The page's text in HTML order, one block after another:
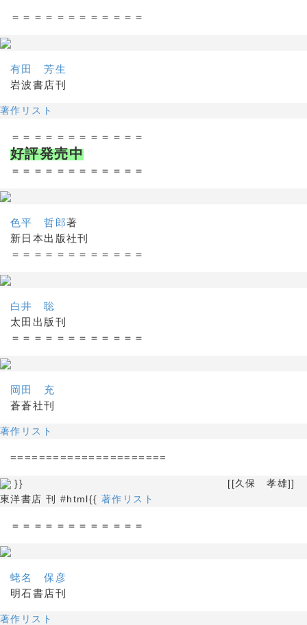
＝＝＝＝＝＝＝＝＝＝＝＝
有田 芳生
岩波書店刊
著作リスト
＝＝＝＝＝＝＝＝＝＝＝＝
好評発売中
＝＝＝＝＝＝＝＝＝＝＝＝
色平 哲郎著
新日本出版社刊
＝＝＝＝＝＝＝＝＝＝＝＝
白井 聡
太田出版刊
＝＝＝＝＝＝＝＝＝＝＝＝
岡田 充
蒼蒼社刊
著作リスト
======================
}} [[久保 孝雄]]
東洋書店 刊 #html{{ 著作リスト
＝＝＝＝＝＝＝＝＝＝＝＝
蛯名 保彦
明石書店刊
著作リスト